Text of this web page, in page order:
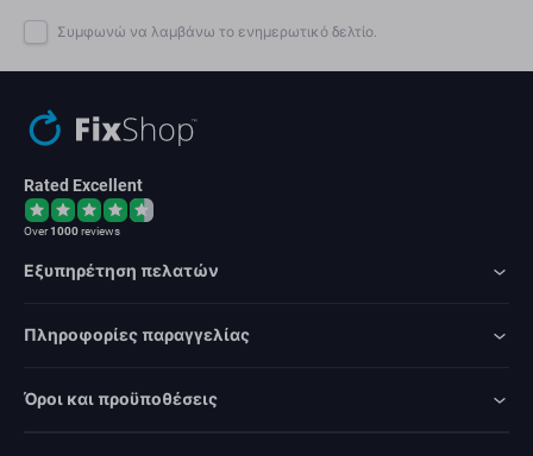
Συμφωνώ να λαμβάνω το ενημερωτικό δελτίο.
Rated Excellent
Over1000reviews
Εξυπηρέτηση πελατών
Πληροφορίες παραγγελίας
Όροι και προϋποθέσεις